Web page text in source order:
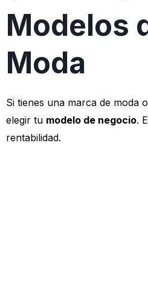
Modelos
Moda
Si tienes una marca de moda
elegir tu modelo de negocio.
rentabilidad.